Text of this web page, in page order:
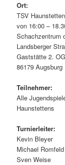
Ort:
TSV
von 16:00 –
Schachzentrum
Landsberger
Gaststätte 2. OG
86179 Augsburg
Teilnehmer:
Alle
Haunstettens
Turnierleiter:
Kevin Bleyer
Michael Romfeld
Sven Weise